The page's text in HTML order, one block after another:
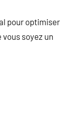
pour optimiser
soyez un